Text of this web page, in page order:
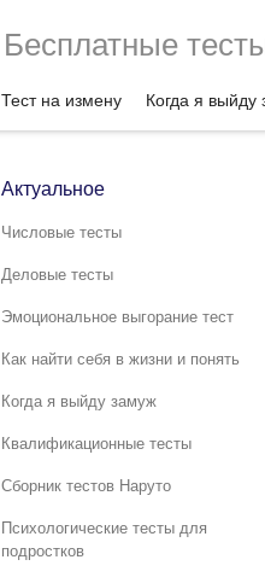
Бесплатные
Тест на измену Когда я выйду
Актуальное
Числовые тесты
Деловые тесты
Эмоциональное выгорание тест
Как найти себя в жизни и понять
Когда я выйду замуж
Квалификационные тесты
Сборник тестов Наруто
Психологические тесты для
подростков